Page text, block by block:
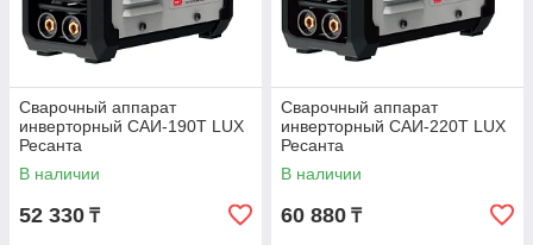
Сварочный аппарат
инверторный САИ-190Т LUX
Ресанта
В наличии
52 330 ₸
Сварочный аппарат
инверторный САИ-220Т LUX
Ресанта
В наличии
60 880 ₸